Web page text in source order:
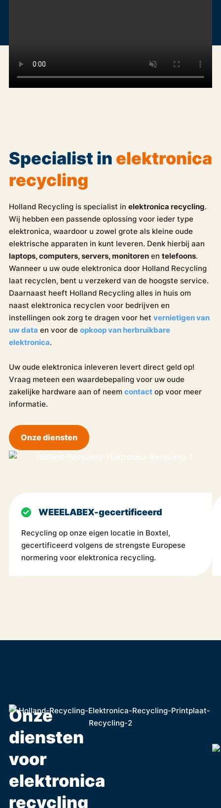
Specialist inelektronica
recycling
Holland Recycling is specialist in elektronica recycling.
Wij hebben een passende oplossing voor ieder type
elektronica, waardoor u zowel grote als kleine oude
elektrische apparaten in kunt leveren. Denk hierbij aan
laptops, computers, servers, monitorenen telefoons.
Wanneer u uw oude elektronica door Holland Recycling
laat recyclen, bent u verzekerd van de hoogste service.
Daarnaast heeft Holland Recycling alles in huis om
naast elektronica recyclen voor bedrijven en
instellingen ook zorg te dragen voor het vernietigen van
uw data en voor de opkoop van herbruikbare
elektronica.
Uw oude elektronica inleveren levert direct geld op!
Vraag meteen een waardebepaling voor uw oude
zakelijke hardware aan of neemcontactop voor meer
informatie.
Onze diensten
WEEELABEX-gecertificeerd
Recycling op onze eigen locatie in Boxtel,
gecertificeerd volgens de strengste Europese
normering voor elektronica recycling.
Onze
diensten
voor
elektronica
recycling